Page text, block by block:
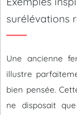
surélévations
Une ancienne
illustre
bien pensée.
ne disposait